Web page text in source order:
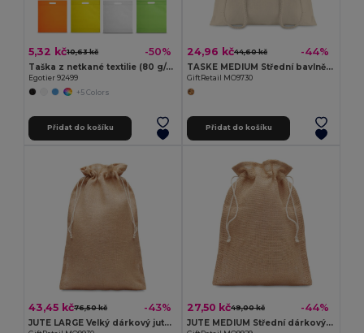
5,32 kč10,63 kč -50%
Taška z netkané textilie (80 g/m²)
Egotier 92499
+5 Colors
Přidat do košíku
24,96 kč44,60 kč -44%
TASKE MEDIUM Střední bavlněný pytlík
GiftRetail MO9730
Přidat do košíku
43,45 kč76,50 kč -43%
JUTE LARGE Velký dárkový jutový pytlík
27,50 kč49,00 kč -44%
JUTE MEDIUM Střední dárkový jutový pytlík